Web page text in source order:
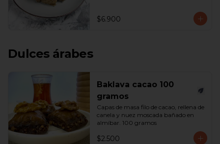
$6.900
Dulces árabes
Baklava cacao 100
gramos
Capas de masa filo de cacao, rellena de
canela y nuez moscada bañado en
almíbar. 100 gramos
$2.500